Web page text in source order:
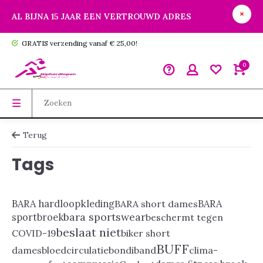
AL BIJNA 15 JAAR EEN VERTROUWD ADRES
GRATIS verzending vanaf € 25,00!
0
Terug
Tags
BARA hardloopkledingBARA short damesBARA
sportbroekbara sportswearbeschermt tegen
COVID-19beslaat nietbiker short
damesbloedcirculatiebondibandBUFFclima-